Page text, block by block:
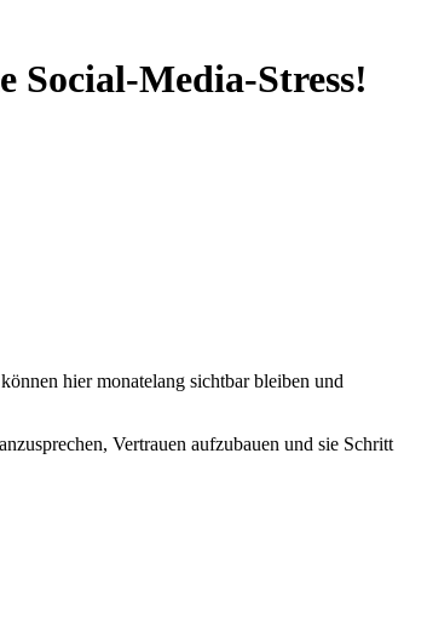
Media-Stress!
hier monatelang sichtbar bleiben und
Vertrauen aufzubauen und sie Schritt